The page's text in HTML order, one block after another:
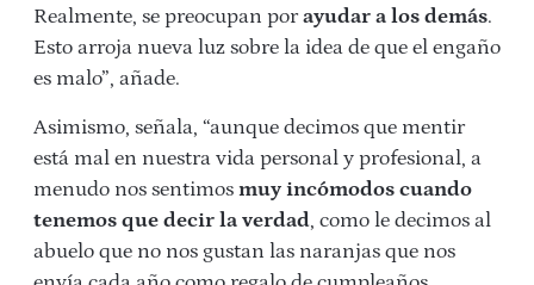
Realmente, se preocupan porayudar a los demás.
Esto arroja nueva luz sobre la idea de que el engaño
es malo”, añade.
Asimismo, señala, “aunque decimos que mentir
está mal en nuestra vida personal y profesional, a
menudo nos sentimos muy incómodos cuando
tenemos que decir la verdad, como le decimos al
abuelo que no nos gustan las naranjas que nos